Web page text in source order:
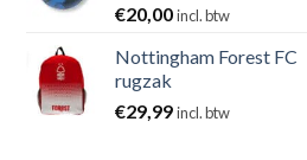
€20,00incl. btw
Nottingham Forest FC
rugzak
€29,99incl. btw